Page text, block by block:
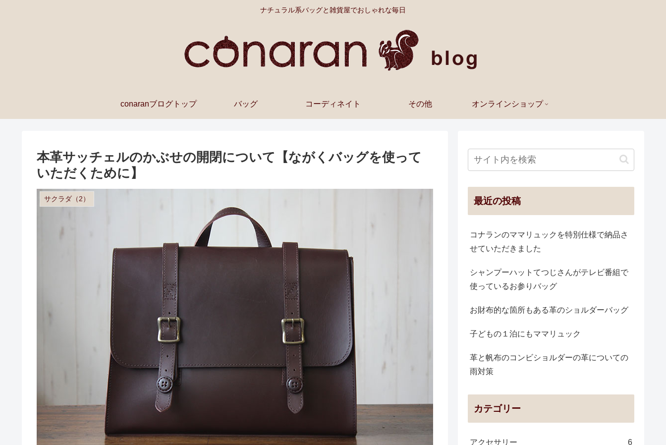
ナチュラル系バッグと雑貨屋でおしゃれな毎日
conaranブログトップ バッグ コーディネイト その他 オンラインショップ
本革サッチェルのかぶせの開閉について【ながくバッグを使って
いただくために】
サクラダ（2） 最近の投稿
コナランのママリュックを特別仕様で納品さ
せていただきました
シャンプーハットてつじさんがテレビ番組で
使っているお参りバッグ
お財布的な箇所もある革のショルダーバッグ
子どもの１泊にもママリュック
革と帆布のコンビショルダーの革についての
雨対策
カテゴリー
アクセサリー 6